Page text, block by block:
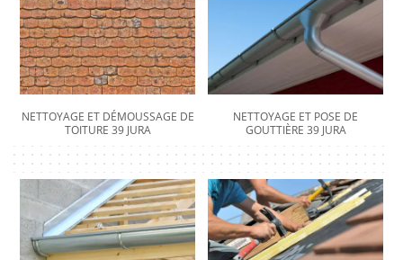
NETTOYAGE ET DÉMOUSSAGE DE
TOITURE 39 JURA
NETTOYAGE ET POSE DE
GOUTTIÈRE 39 JURA